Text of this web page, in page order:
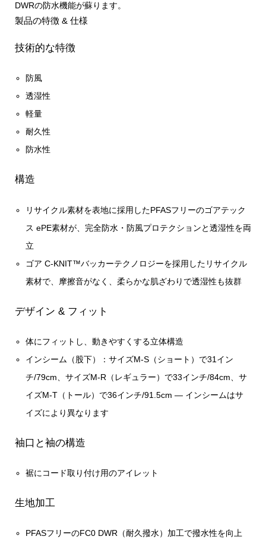
DWRの防水機能が蘇ります。
製品の特徴 & 仕様
技術的な特徴
防風
透湿性
軽量
耐久性
防水性
構造
リサイクル素材を表地に採用したPFASフリーのゴアテック
ス ePE素材が、完全防水・防風プロテクションと透湿性を両
立
ゴア C-KNIT™バッカーテクノロジーを採用したリサイクル
素材で、摩擦音がなく、柔らかな肌ざわりで透湿性も抜群
デザイン & フィット
体にフィットし、動きやすくする立体構造
インシーム（股下）：サイズM-S（ショート）で31イン
チ/79cm、サイズM-R（レギュラー）で33インチ/84cm、サ
イズM-T（トール）で36インチ/91.5cm — インシームはサ
イズにより異なります
袖口と袖の構造
裾にコード取り付け用のアイレット
生地加工
PFASフリーのFC0 DWR（耐久撥水）加工で撥水性を向上